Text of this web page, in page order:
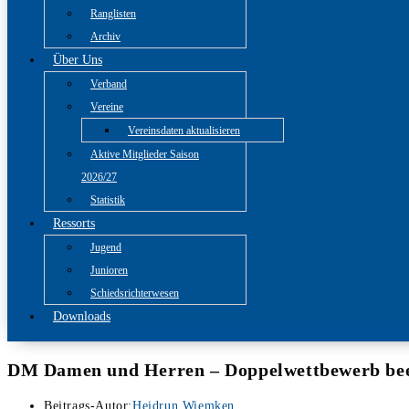
Ranglisten
Archiv
Über Uns
Verband
Vereine
Vereinsdaten aktualisieren
Aktive Mitglieder Saison
2026/27
Statistik
Ressorts
Jugend
Junioren
Schiedsrichterwesen
Downloads
DM Damen und Herren – Doppelwettbewerb
Beitrags-Autor:Heidrun Wiemken